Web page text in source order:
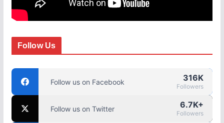
Follow Us
Follow us on Facebook 316K
Followers
Follow us on Twitter 6.7K+
Followers